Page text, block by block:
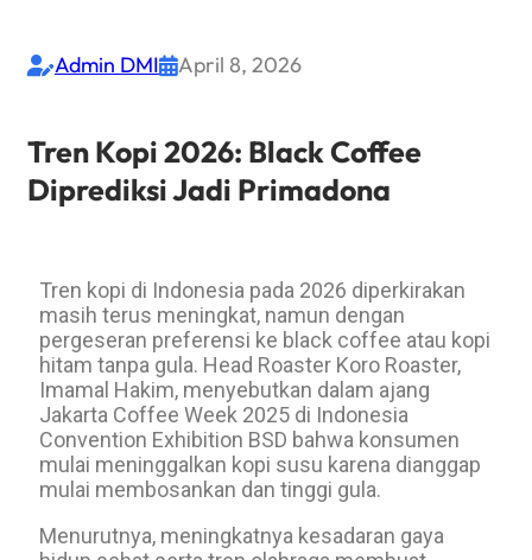
Admin DMIApril 8, 2026
Tren Kopi 2026: Black Coffee
Diprediksi Jadi Primadona
Tren kopi di Indonesia pada 2026 diperkirakan
masih terus meningkat, namun dengan
pergeseran preferensi ke black coffee atau kopi
hitam tanpa gula. Head Roaster Koro Roaster,
Imamal Hakim, menyebutkan dalam ajang
Jakarta Coffee Week 2025 di Indonesia
Convention Exhibition BSD bahwa konsumen
mulai meninggalkan kopi susu karena dianggap
mulai membosankan dan tinggi gula.
Menurutnya, meningkatnya kesadaran gaya